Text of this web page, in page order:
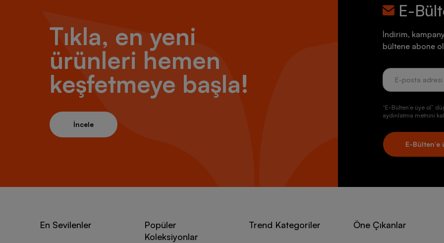
Tıkla, en yeni
ürünleri hemen
keşfetmeye başla!
İncele
E-
İndirim,
bültene abone
“E-Bülten’e üye ol”
aydınlatma metnini
E-Bülten’e
En Sevilenler
Popüler
Koleksiyonlar
Trend Kategoriler Öne Çıkanlar